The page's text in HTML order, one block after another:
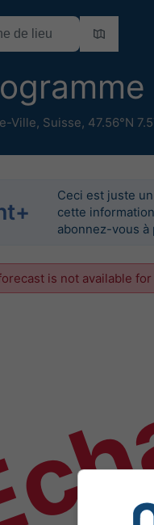
Ville, Suisse, 47.56°N
Ceci est juste
cette
abonnez-vous à
is not available